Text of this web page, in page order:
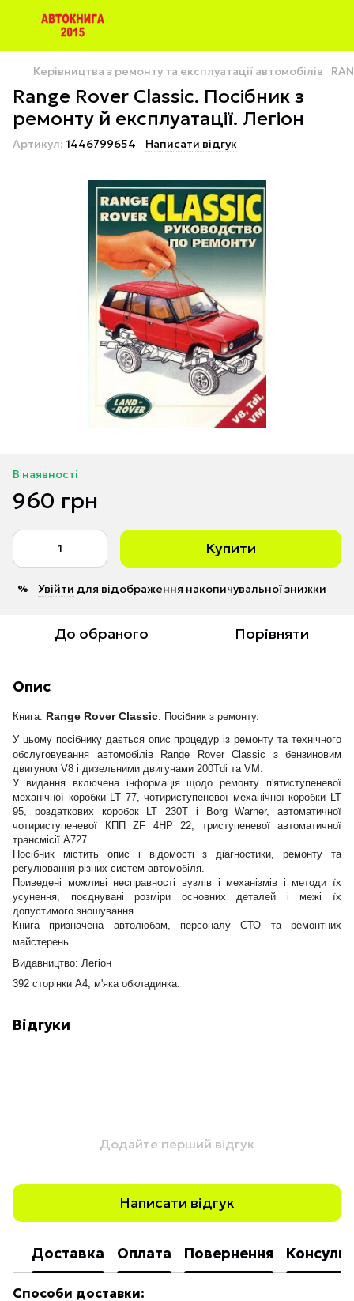
Керівництва з ремонту та експлуатації автомобілів
Range Rover Classic. Посібник з
ремонту й експлуатації. Легіон
Артикул: 1446799654 Написати відгук
В наявності
960 грн
Купити
% Увійти для відображення накопичувальної знижки
До обраного Порівняти
Опис
Книга: Range Rover Classic . Посібник з ремонту.
У цьому посібнику дається опис процедур із ремонту та технічного
обслуговування автомобілів Range Rover Classic з бензиновим
двигуном V8 і дизельними двигунами 200Tdi та VM.
У видання включена інформація щодо ремонту п'ятиступеневої
механічної коробки LT 77, чотириступеневої механічної коробки LT
95, роздаткових коробок LT 230T і Borg Warner, автоматичної
чотириступеневої КПП ZF 4HP 22, триступеневої автоматичної
трансмісії А727.
Посібник містить опис і відомості з діагностики, ремонту та
регулювання різних систем автомобіля.
Приведені можливі несправності вузлів і механізмів і методи їх
усунення, поєднувані розміри основних деталей і межі їх
допустимого зношування.
Книга призначена автолюбам, персоналу СТО та ремонтних
майстерень.
Видавництво: Легіон
392 сторінки А4, м'яка обкладинка.
Відгуки
Додайте перший відгук
Написати відгук
Доставка Оплата Повернення
Способи доставки: